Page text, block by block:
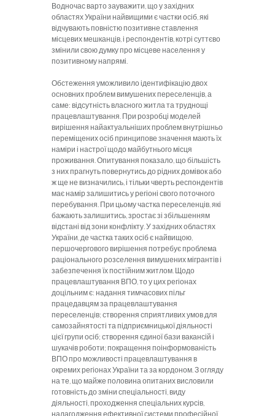
Водночас варто зауважити, що у західних
областях України найвищими є частки осіб, які
відчувають повністю позитивне ставлення
місцевих мешканців, і респондентів, котрі суттєво
змінили свою думку про місцеве населення у
позитивному напрямі.
Обстеження уможливило ідентифікацію двох
основних проблем вимушених переселенців, а
саме: відсутність власного житла та труднощі
працевлаштування. При розробці моделей
вирішення найактуальніших проблем внутрішньо
переміщених осіб принципове значення мають їх
наміри і настрої щодо майбутнього місця
проживання. Опитування показало, що більшість
з них прагнуть повернутись до рідних домівок або
ж ще не визначились, і тільки чверть респондентів
має намір залишитись у регіоні свого поточного
перебування. При цьому частка переселенців, які
бажають залишитись, зростає зі збільшенням
відстані від зони конфлікту. У західних областях
України, де частка таких осіб є найвищою,
першочергового вирішення потребує проблема
раціонального розселення вимушених мігрантів і
забезпечення їх постійним житлом. Щодо
працевлаштування ВПО, то у цих регіонах
доцільним є: надання тимчасових пільг
працедавцям за працевлаштування
переселенців; створення сприятливих умов для
самозайнятості та підприємницької діяльності
цієї групи осіб; створення єдиної бази вакансій і
шукачів роботи; покращення поінформованість
ВПО про можливості працевлаштування в
окремих регіонах України та за кордоном. З огляду
на те, що майже половина опитаних висловили
готовність до зміни спеціальності, виду
діяльності, проходження спеціальних курсів,
налагодження ефективної системи професійної